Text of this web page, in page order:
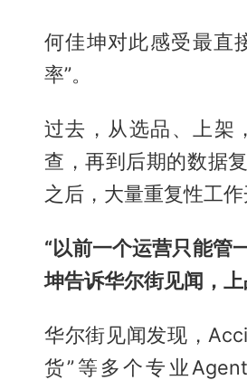
何佳坤对此感受最直
率”。
过去，从选品、上架
查，再到后期的数据
之后，大量重复性工作
“以前一个运营只能管
坤告诉华尔街见闻，
华尔街见闻发现，
货”等多个专业